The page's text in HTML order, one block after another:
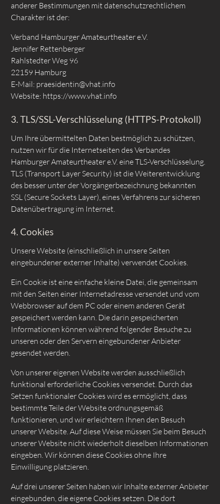
anderer Bestimmungen mit datenschutzrechtlichem
Charakter ist der:
Verband Hamburger Amateurtheater e.V.
Jennifer Rettenberger
Rahlstedter Weg 96
22159 Hamburg
E-Mail: praesidentin@vhat.info
Website: https://www.vhat.info
3. TLS/SSL-Verschlüsselung (HTTPS-Protokoll)
Um Ihre übermittelten Daten bestmöglich zu schützen,
nutzen wir für die Internetseiten des Verbandes
Hamburger Amateurtheater e.V. eine TLS-Verschlüsselung.
TLS (Transport Layer Security) ist die Weiterentwicklung
des besser unter der Vorgängerbezeichnung bekannten
SSL (Secure Sockets Layer), eines Verfahrens zur sicheren
Datenübertragung im Internet.
4. Cookies
Unsere Website (einschließlich in unsere Seiten
eingebundener externer Inhalte) verwendet Cookies.
Ein Cookie ist eine einfache kleine Datei, die gemeinsam
mit den Seiten einer Internetadresse versendet und vom
Webbrowser auf dem PC oder einem anderen Gerät
gespeichert werden kann. Die darin gespeicherten
Informationen können während folgender Besuche zu
unseren oder den Servern eingebundener Anbieter
gesendet werden.
Von unserer eigenen Website werden ausschließlich
funktional erforderliche Cookies versendet. Durch das
Setzen funktionaler Cookies wird es ermöglicht, dass
bestimmte Teile der Website ordnungsgemäß
funktionieren, und wir erleichtern Ihnen den Besuch
unserer Website. Auf diese Weise müssen Sie beim Besuch
unserer Website nicht wiederholt dieselben Informationen
eingeben. Wir können diese Cookies ohne Ihre
Einwilligung platzieren.
Auf drei unserer Seiten haben wir Inhalte externer Anbieter
eingebunden, die eigene Cookies setzen. Die dort